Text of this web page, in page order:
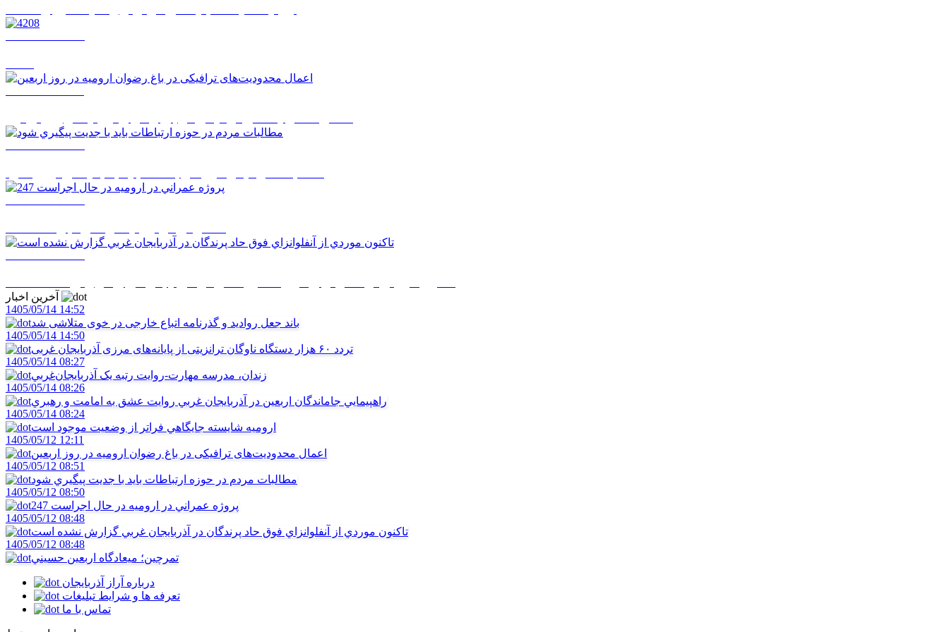
1405/05/14 14:52
باند جعل روادید و گذرنامه اتباع خارجی در خوی متلاشی شد
1405/05/14 14:50
تردد ۶۰ هزار دستگاه ناوگان ترانزیتی از پایانه‌های مرزی آذربایجان ‌غربی
1405/05/14 08:27
زندان، مدرسه مهارت-روايت رتبه يک آذربايجان‌غربي
1405/05/14 08:26
راهپيمايي جاماندگان اربعين در آذربايجان غربي روايت عشق به امامت و رهبري
1405/05/14 08:24
اروميه شايسته جايگاهي فراتر از وضعيت موجود است
1405/05/12 12:11
اعمال محدودیت‌های ترافیکی در باغ رضوان ارومیه در روز اربعین
1405/05/12 08:51
مطالبات مردم در حوزه ارتباطات بايد با جديت پيگيري شود
1405/05/12 08:50
247 پروژه عمراني در اروميه در حال اجراست
1405/05/12 08:48
تاکنون موردي از آنفلوانزاي فوق حاد پرندگان در آذربايجان غربي گزارش نشده است
1405/05/12 08:48
تمرچين؛ ميعادگاه اربعين حسيني
درباره آراز آذربایجان
تعرفه ها و شرایط تبلیغات
تماس با ما